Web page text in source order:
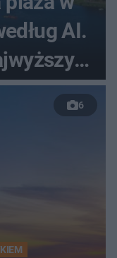
AI.
6